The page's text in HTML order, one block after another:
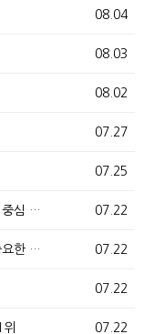
08.04
08.03
08.02
07.27
07.25
07.22
중심 …
07.22
요한 …
07.22
07.22